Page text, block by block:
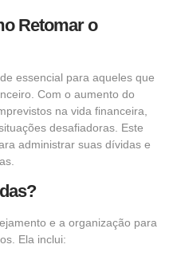
Retomar o
essencial para aqueles que
Com o aumento do
na vida financeira,
desafiadoras. Este
administrar suas dívidas e
e a organização para
Ela inclui: